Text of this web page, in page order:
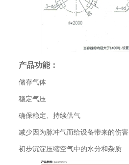
产品功能：
储存气体
稳定气压
确保稳定、持续供气
减少因为脉冲气而给设备带来的伤害
初步沉淀压缩空气中的水分和杂质